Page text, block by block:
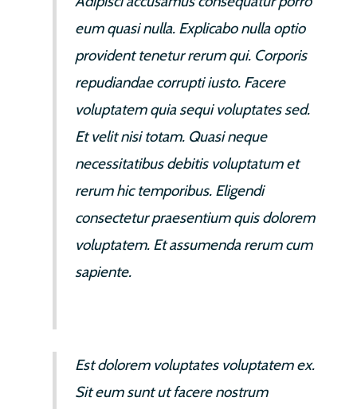
eum quasi nulla. Explicabo nulla optio
provident tenetur rerum qui. Corporis
repudiandae corrupti iusto. Facere
voluptatem quia sequi voluptates sed.
Et velit nisi totam. Quasi neque
necessitatibus debitis voluptatum et
rerum hic temporibus. Eligendi
consectetur praesentium quis dolorem
voluptatem. Et assumenda rerum cum
sapiente.
Est dolorem voluptates voluptatem ex.
Sit eum sunt ut facere nostrum